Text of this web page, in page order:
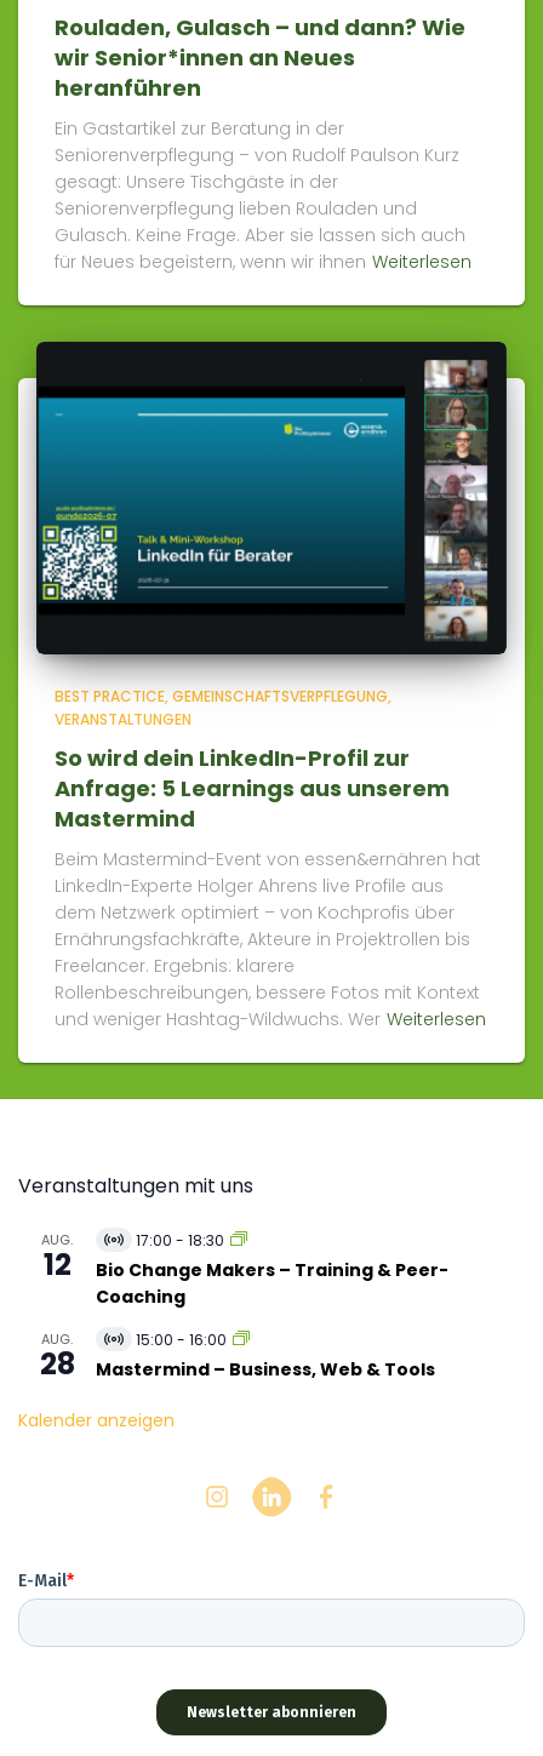
Rouladen, Gulasch – und dann? Wie
wir Senior*innen an Neues
heranführen
Ein Gastartikel zur Beratung in der
Seniorenverpflegung – von Rudolf Paulson Kurz
gesagt: Unsere Tischgäste in der
Seniorenverpflegung lieben Rouladen und
Gulasch. Keine Frage. Aber sie lassen sich auch
für Neues begeistern, wenn wir ihnen Weiterlesen
BEST PRACTICE GEMEINSCHAFTSVERPFLEGUNG
VERANSTALTUNGEN
So wird dein LinkedIn-Profil zur
Anfrage: 5 Learnings aus unserem
Mastermind
Beim Mastermind-Event von essen&ernähren hat
LinkedIn-Experte Holger Ahrens live Profile aus
dem Netzwerk optimiert – von Kochprofis über
Ernährungsfachkräfte, Akteure in Projektrollen bis
Freelancer. Ergebnis: klarere
Rollenbeschreibungen, bessere Fotos mit Kontext
und weniger Hashtag-Wildwuchs. Wer Weiterlesen
Veranstaltungen mit uns
AUG.
12
V
i
t
e
l
e
u
17:00 - 18:30
Bio Change Makers – Training & Peer-
Coaching
AUG.
28
V
i
u
s
15:00 - 16:00
Mastermind – Business, Web & Tools
Kalender anzeigen